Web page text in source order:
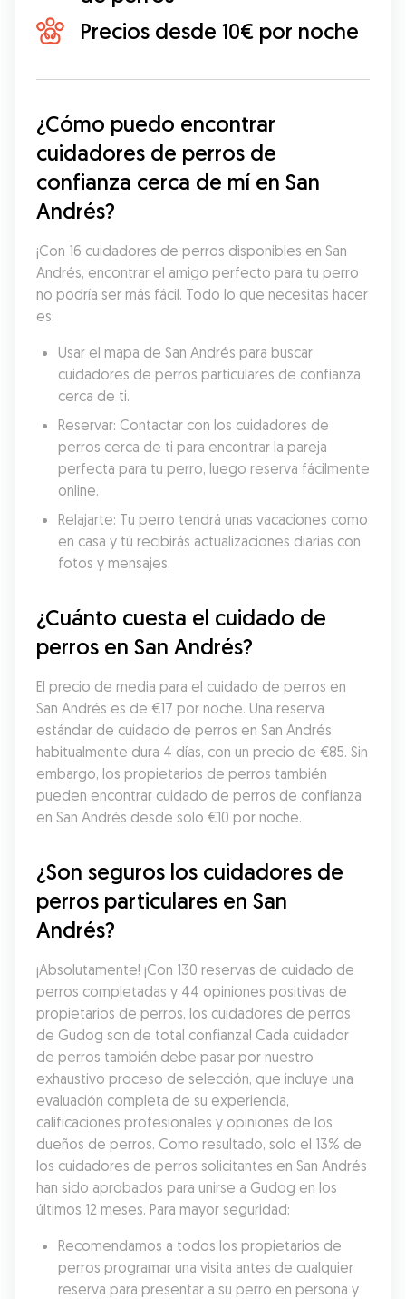
Precios desde 10€ por noche
¿Cómo puedo encontrar
cuidadores de perros de
confianza cerca de mí en San
Andrés?
¡Con 16 cuidadores de perros disponibles en San
Andrés, encontrar el amigo perfecto para tu perro
no podría ser más fácil. Todo lo que necesitas hacer
es:
Usar el mapa de San Andrés para buscar
cuidadores de perros particulares de confianza
cerca de ti.
Reservar: Contactar con los cuidadores de
perros cerca de ti para encontrar la pareja
perfecta para tu perro, luego reserva fácilmente
online.
Relajarte: Tu perro tendrá unas vacaciones como
en casa y tú recibirás actualizaciones diarias con
fotos y mensajes.
¿Cuánto cuesta el cuidado de
perros en San Andrés?
El precio de media para el cuidado de perros en
San Andrés es de €17 por noche. Una reserva
estándar de cuidado de perros en San Andrés
habitualmente dura 4 días, con un precio de €85. Sin
embargo, los propietarios de perros también
pueden encontrar cuidado de perros de confianza
en San Andrés desde solo €10 por noche.
¿Son seguros los cuidadores de
perros particulares en San
Andrés?
¡Absolutamente! ¡Con 130 reservas de cuidado de
perros completadas y 44 opiniones positivas de
propietarios de perros, los cuidadores de perros
de Gudog son de total confianza! Cada cuidador
de perros también debe pasar por nuestro
exhaustivo proceso de selección, que incluye una
evaluación completa de su experiencia,
calificaciones profesionales y opiniones de los
dueños de perros. Como resultado, solo el 13% de
los cuidadores de perros solicitantes en San Andrés
han sido aprobados para unirse a Gudog en los
últimos 12 meses. Para mayor seguridad:
Recomendamos a todos los propietarios de
perros programar una visita antes de cualquier
reserva para presentar a su perro en persona y